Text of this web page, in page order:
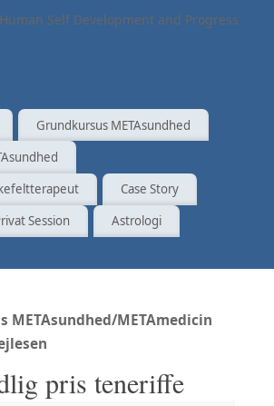
Grundkursus METAsundhed
Case Story
Session
Astrologi
METAsundhed/METAmedicin
pris teneriffe